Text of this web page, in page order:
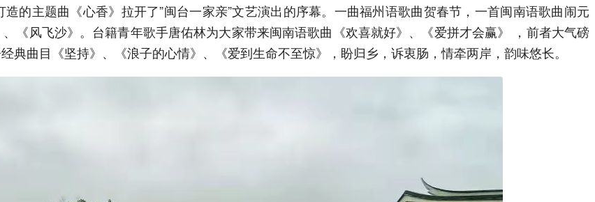
的主题曲《心香》拉开了”闽台一家亲”文艺演出的序幕。一曲福州语歌曲贺春节，一首闽南语歌曲闹元
《风飞沙》。台籍青年歌手唐佑林为大家带来闽南语歌曲《欢喜就好》、《爱拼才会赢》 ，前者大气磅
曲目《坚持》、《浪子的心情》、《爱到生命不至惊》，盼归乡，诉衷肠，情牵两岸，韵味悠长。